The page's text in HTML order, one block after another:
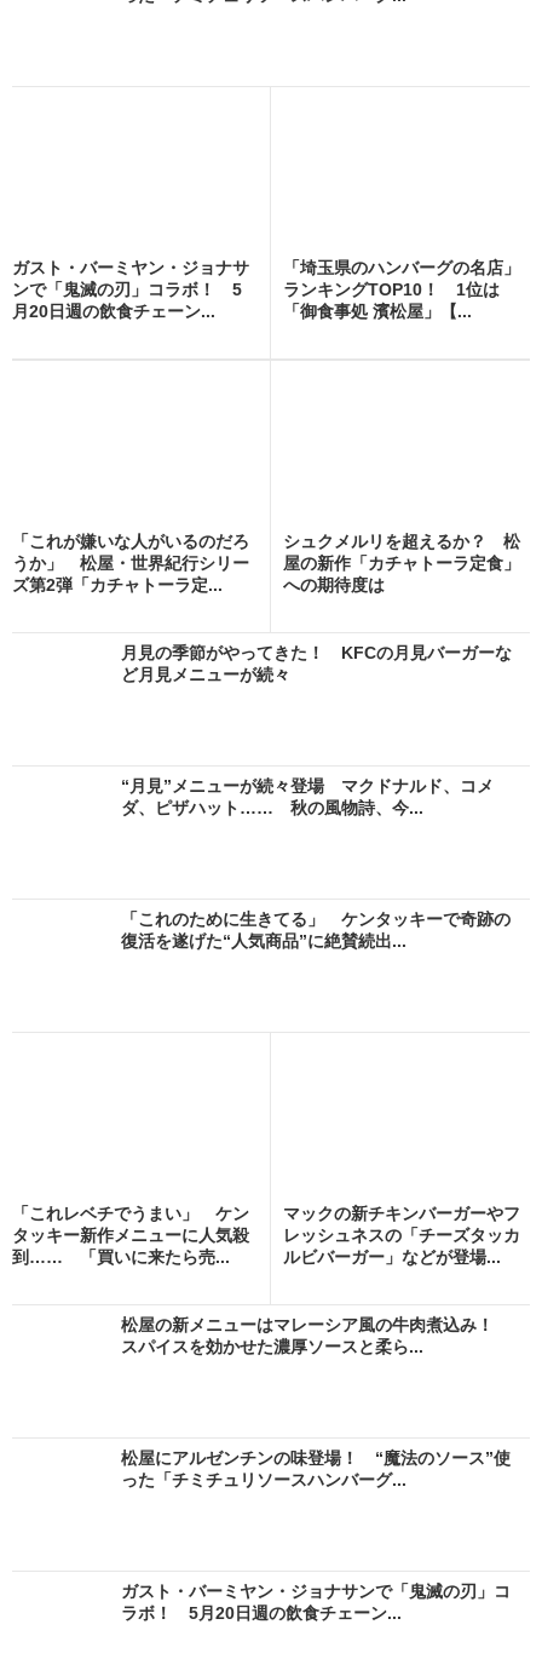
ガスト・バーミヤン・ジョナサ
ンで「鬼滅の刃」コラボ！ 5
月20日週の飲食チェーン...
「埼玉県のハンバーグの名店」
ランキングTOP10！ 1位は
「御食事処 濱松屋」【...
「これが嫌いな人がいるのだろ
うか」 松屋・世界紀行シリー
ズ第2弾「カチャトーラ定...
シュクメルリを超えるか？ 松
屋の新作「カチャトーラ定食」
への期待度は
月見の季節がやってきた！ KFCの月見バーガーな
ど月見メニューが続々
“月見”メニューが続々登場 マクドナルド、コメ
ダ、ピザハット…… 秋の風物詩、今...
「これのために生きてる」 ケンタッキーで奇跡の
復活を遂げた“人気商品”に絶賛続出...
「これレベチでうまい」 ケン
タッキー新作メニューに人気殺
到…… 「買いに来たら売...
マックの新チキンバーガーやフ
レッシュネスの「チーズタッカ
ルビバーガー」などが登場...
松屋の新メニューはマレーシア風の牛肉煮込み！
スパイスを効かせた濃厚ソースと柔ら...
松屋にアルゼンチンの味登場！ “魔法のソース”使
った「チミチュリソースハンバーグ...
ガスト・バーミヤン・ジョナサンで「鬼滅の刃」コ
ラボ！ 5月20日週の飲食チェーン...